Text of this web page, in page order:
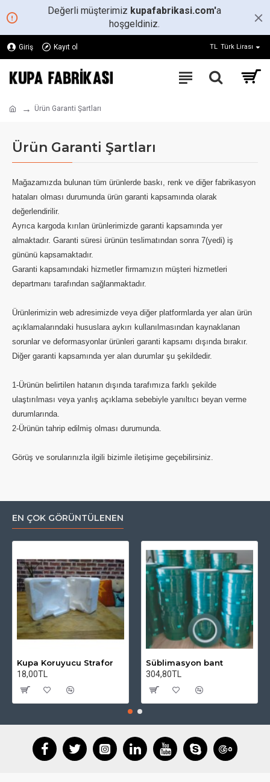
Değerli müşterimiz kupafabrikasi.com'a
hoşgeldiniz.
Giriş Kayıt ol TL Türk Lirası
Ürün Garanti Şartları
Ürün Garanti Şartları
Mağazamızda bulunan tüm ürünlerde baskı, renk ve diğer fabrikasyon
hataları olması durumunda ürün garanti kapsamında olarak
değerlendirilir.
Ayrıca kargoda kırılan ürünlerimizde garanti kapsamında yer
almaktadır. Garanti süresi ürünün teslimatından sonra 7(yedi) iş
gününü kapsamaktadır.
Garanti kapsamındaki hizmetler firmamızın müşteri hizmetleri
departmanı tarafından sağlanmaktadır.
Ürünlerimizin web adresimizde veya diğer platformlarda yer alan ürün
açıklamalarındaki hususlara aykırı kullanılmasından kaynaklanan
sorunlar ve deformasyonlar ürünleri garanti kapsamı dışında bırakır.
Diğer garanti kapsamında yer alan durumlar şu şekildedir.
1-Ürünün belirtilen hatanın dışında tarafımıza farklı şekilde
ulaştırılması veya yanlış açıklama sebebiyle yanıltıcı beyan verme
durumlarında.
2-Ürünün tahrip edilmiş olması durumunda.
Görüş ve sorularınızla ilgili bizimle iletişime geçebilirsiniz.
EN ÇOK GÖRÜNTÜLENEN
Kupa Koruyucu Strafor
18,00TL
Süblimasyon bant
304,80TL